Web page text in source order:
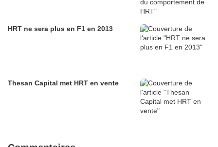
HRT ne sera plus en F1 en 2013
Thesan Capital met HRT en vente